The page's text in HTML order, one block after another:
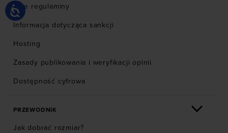
Inne regulaminy
Informacja dotycząca sankcji
Hosting
Zasady publikowania i weryfikacji opinii
Dostępność cyfrowa
PRZEWODNIK
Jak dobrać rozmiar?